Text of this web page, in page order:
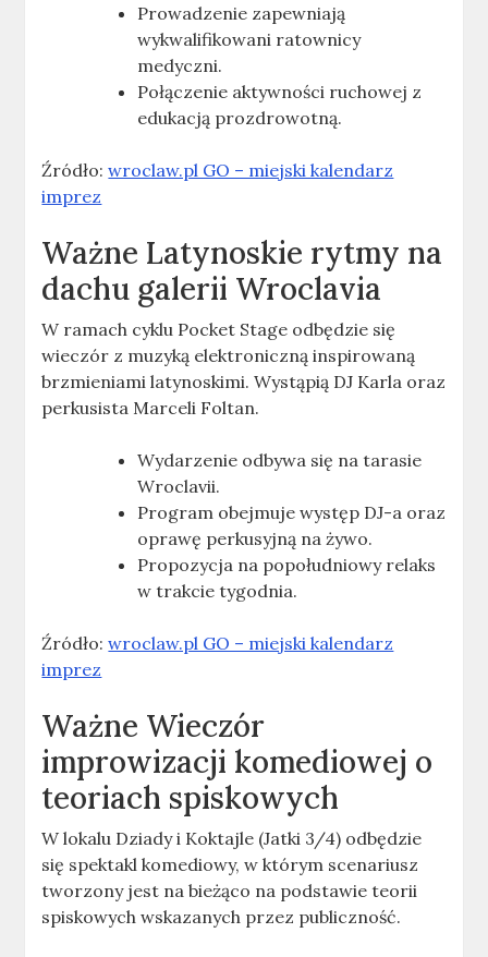
Prowadzenie zapewniają
wykwalifikowani ratownicy
medyczni.
Połączenie aktywności ruchowej z
edukacją prozdrowotną.
Źródło:wroclaw.pl GO – miejski kalendarz
imprez
Ważne Latynoskie rytmy na
dachu galerii Wroclavia
W ramach cyklu Pocket Stage odbędzie się
wieczór z muzyką elektroniczną inspirowaną
brzmieniami latynoskimi. Wystąpią DJ Karla oraz
perkusista Marceli Foltan.
Wydarzenie odbywa się na tarasie
Wroclavii.
Program obejmuje występ DJ-a oraz
oprawę perkusyjną na żywo.
Propozycja na popołudniowy relaks
w trakcie tygodnia.
Źródło:wroclaw.pl GO – miejski kalendarz
imprez
Ważne Wieczór
improwizacji komediowej o
teoriach spiskowych
W lokalu Dziady i Koktajle (Jatki 3/4) odbędzie
się spektakl komediowy, w którym scenariusz
tworzony jest na bieżąco na podstawie teorii
spiskowych wskazanych przez publiczność.